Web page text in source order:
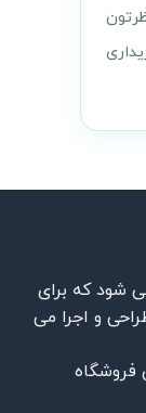
شود که برای
و اجرا می
فروشگاه